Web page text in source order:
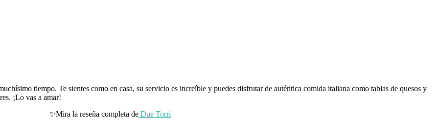
tiempo. Te sientes como en casa, su servicio es increíble y puedes disfrutar de auténtica comida italiana como tablas de quesos y
¡Lo vas a amar!
✨Mira la reseña completa de Due Torri